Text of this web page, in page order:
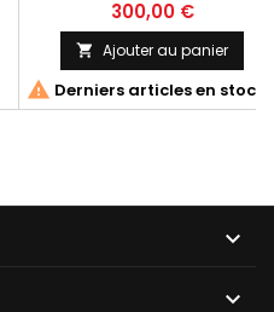
300,00 €
 Ajouter au panier
 Derniers articles en stock

